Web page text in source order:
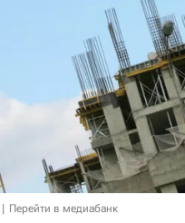
Перейти в медиабанк